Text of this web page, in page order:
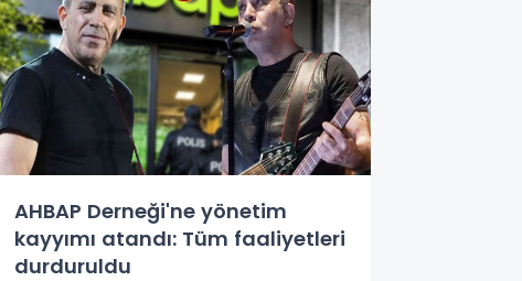
AHBAP Derneği'ne yönetim
kayyımı atandı: Tüm faaliyetleri
durduruldu